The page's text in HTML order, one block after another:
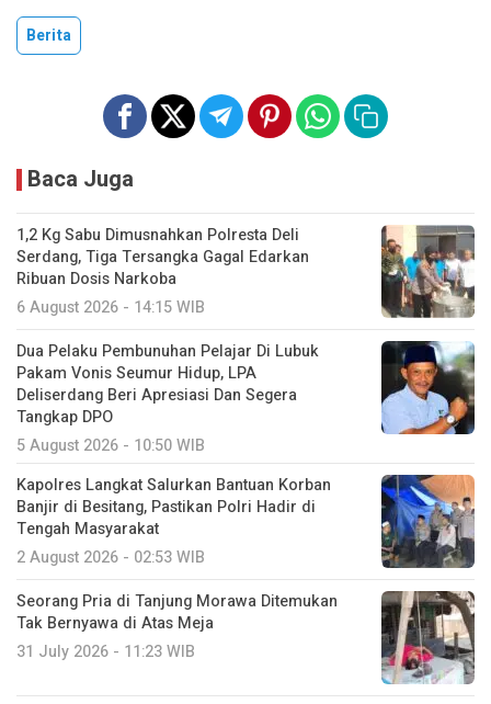
Berita
Baca Juga
1,2 Kg Sabu Dimusnahkan Polresta Deli
Serdang, Tiga Tersangka Gagal Edarkan
Ribuan Dosis Narkoba
6 August 2026 - 14:15 WIB
Dua Pelaku Pembunuhan Pelajar Di Lubuk
Pakam Vonis Seumur Hidup, LPA
Deliserdang Beri Apresiasi Dan Segera
Tangkap DPO
5 August 2026 - 10:50 WIB
Kapolres Langkat Salurkan Bantuan Korban
Banjir di Besitang, Pastikan Polri Hadir di
Tengah Masyarakat
2 August 2026 - 02:53 WIB
Seorang Pria di Tanjung Morawa Ditemukan
Tak Bernyawa di Atas Meja
31 July 2026 - 11:23 WIB